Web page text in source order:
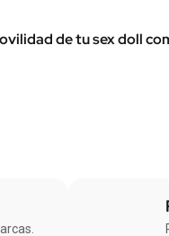
de tu sex doll